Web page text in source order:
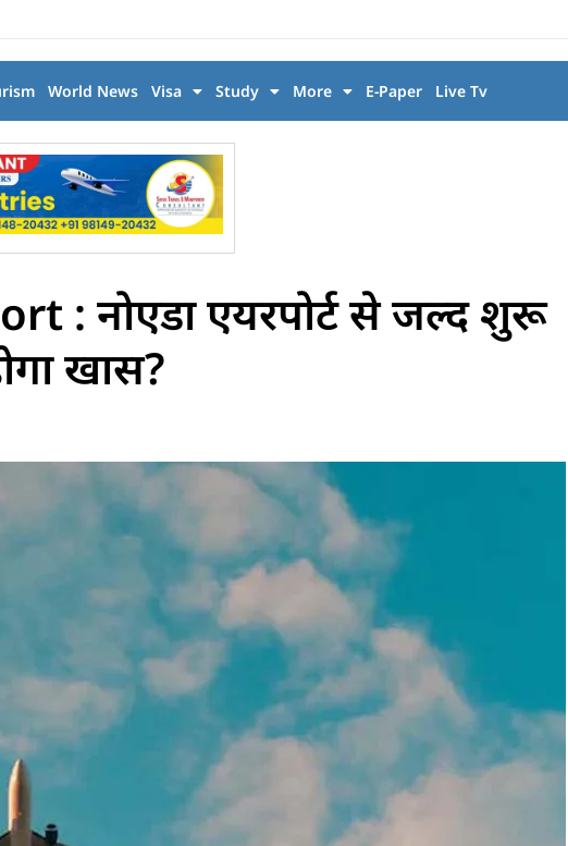
World News Visa Study More E-Paper Live Tv
नोएडा एयरपोर्ट से जल्द शुरू
खास?